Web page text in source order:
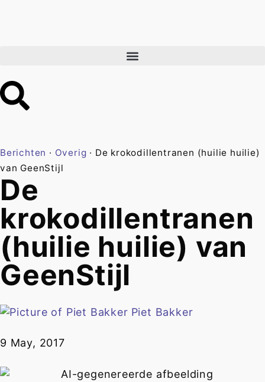
Berichten · Overig · De krokodillentranen (huilie huilie)
van GeenStijl
De
krokodillentranen
(huilie huilie) van
GeenStijl
Piet Bakker
9 May, 2017